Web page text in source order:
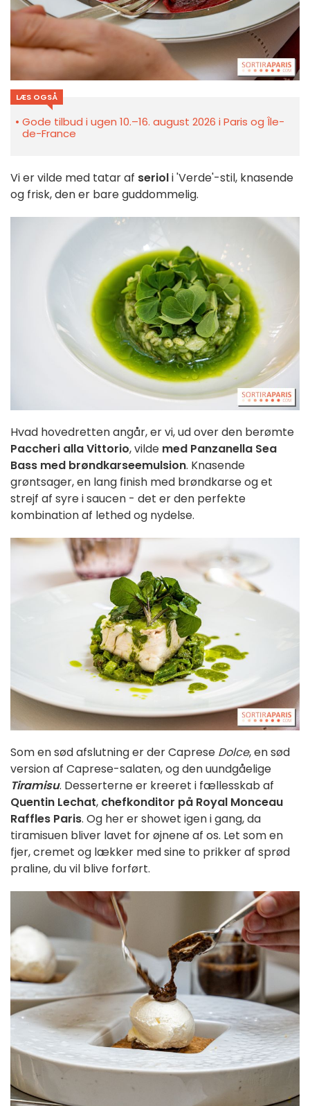
LÆS OGSÅ
Gode tilbud i ugen 10.–16. august 2026 i Paris og Île-
de-France
Vi er vilde med tatar af serioli 'Verde'-stil, knasende
og frisk, den er bare guddommelig.
Hvad hovedretten angår, er vi, ud over den berømte
Paccheri alla Vittorio, vilde med Panzanella Sea
Bass med brøndkarseemulsion. Knasende
grøntsager, en lang finish med brøndkarse og et
strejf af syre i saucen - det er den perfekte
kombination af lethed og nydelse.
Som en sød afslutning er der Caprese Dolce, en sød
version af Caprese-salaten, og den uundgåelige
Tiramisu. Desserterne er kreeret i fællesskab af
Quentin Lechat, chefkonditor på Royal Monceau
Raffles Paris. Og her er showet igen i gang, da
tiramisuen bliver lavet for øjnene af os. Let som en
fjer, cremet og lækker med sine to prikker af sprød
praline, du vil blive forført.